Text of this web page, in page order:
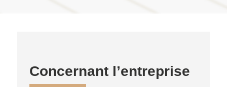
Concernant l’entreprise